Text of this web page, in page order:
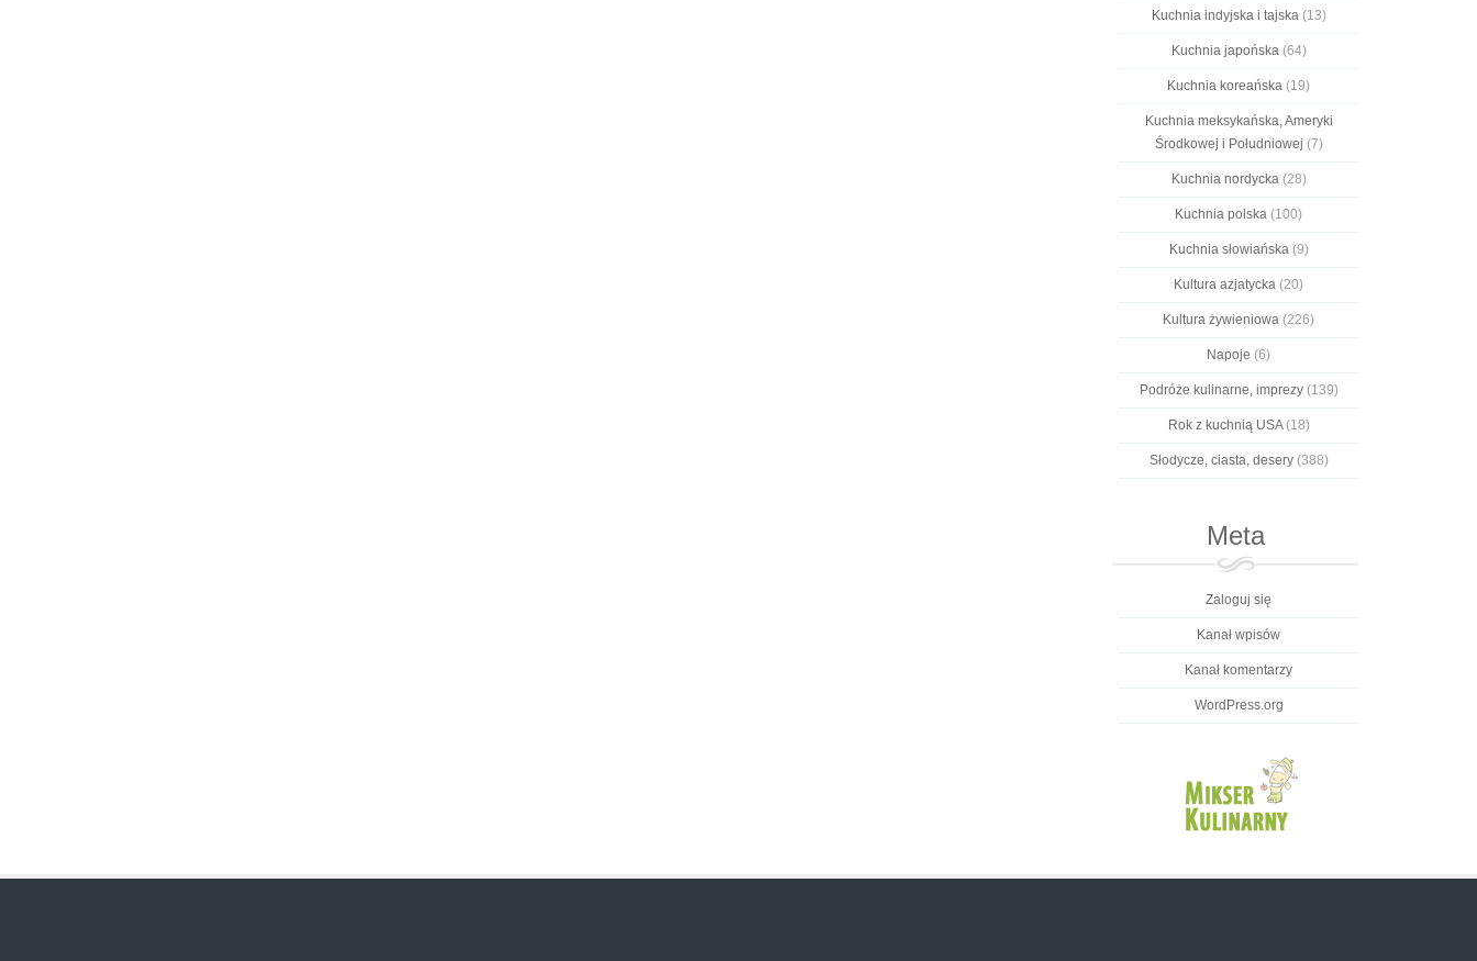
Kuchnia indyjska i tajska(13)
Kuchnia japońska(64)
Kuchnia koreańska (19)
Kuchnia meksykańska, Ameryki
Środkowej i Południowej (7)
Kuchnia nordycka(28)
Kuchnia polska (100)
Kuchnia słowiańska(9)
Kultura azjatycka (20)
Kultura żywieniowa (226)
Napoje (6)
Podróże kulinarne, imprezy(139)
Rok z kuchnią USA(18)
Słodycze, ciasta, desery(388)
Meta
Zaloguj się
Kanał wpisów
Kanał komentarzy
WordPress.org